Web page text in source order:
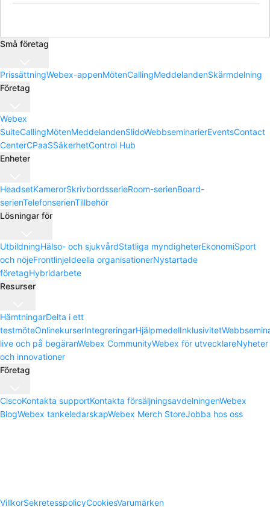
Små företag
PrissättningWebex-appenMötenCallingMeddelandenSkärmdelning
Företag
Webex
SuiteCallingMötenMeddelandenSlidoWebbseminarierEventsContact
CenterCPaaSSäkerhetControl Hub
Enheter
HeadsetKamerorSkrivbordsserieRoom-serienBoard-
serienTelefonserienTillbehör
Lösningar för
UtbildningHälso- och sjukvårdStatliga myndigheterEkonomiSport
och nöjeFrontlinjeIdeella organisationerNystartade
företagHybridarbete
Resurser
HämtningarDelta i ett
testmöteOnlinekurserIntegreringarHjälpmedelInklusivitet
live och på begäranWebex CommunityWebex för utvecklareNyheter
och innovationer
Företag
CiscoKontakta supportKontakta försäljningsavdelningenWebex
BlogWebex tankeledarskapWebex Merch StoreJobba hos oss
VillkorSekretesspolicyCookiesVarumärken